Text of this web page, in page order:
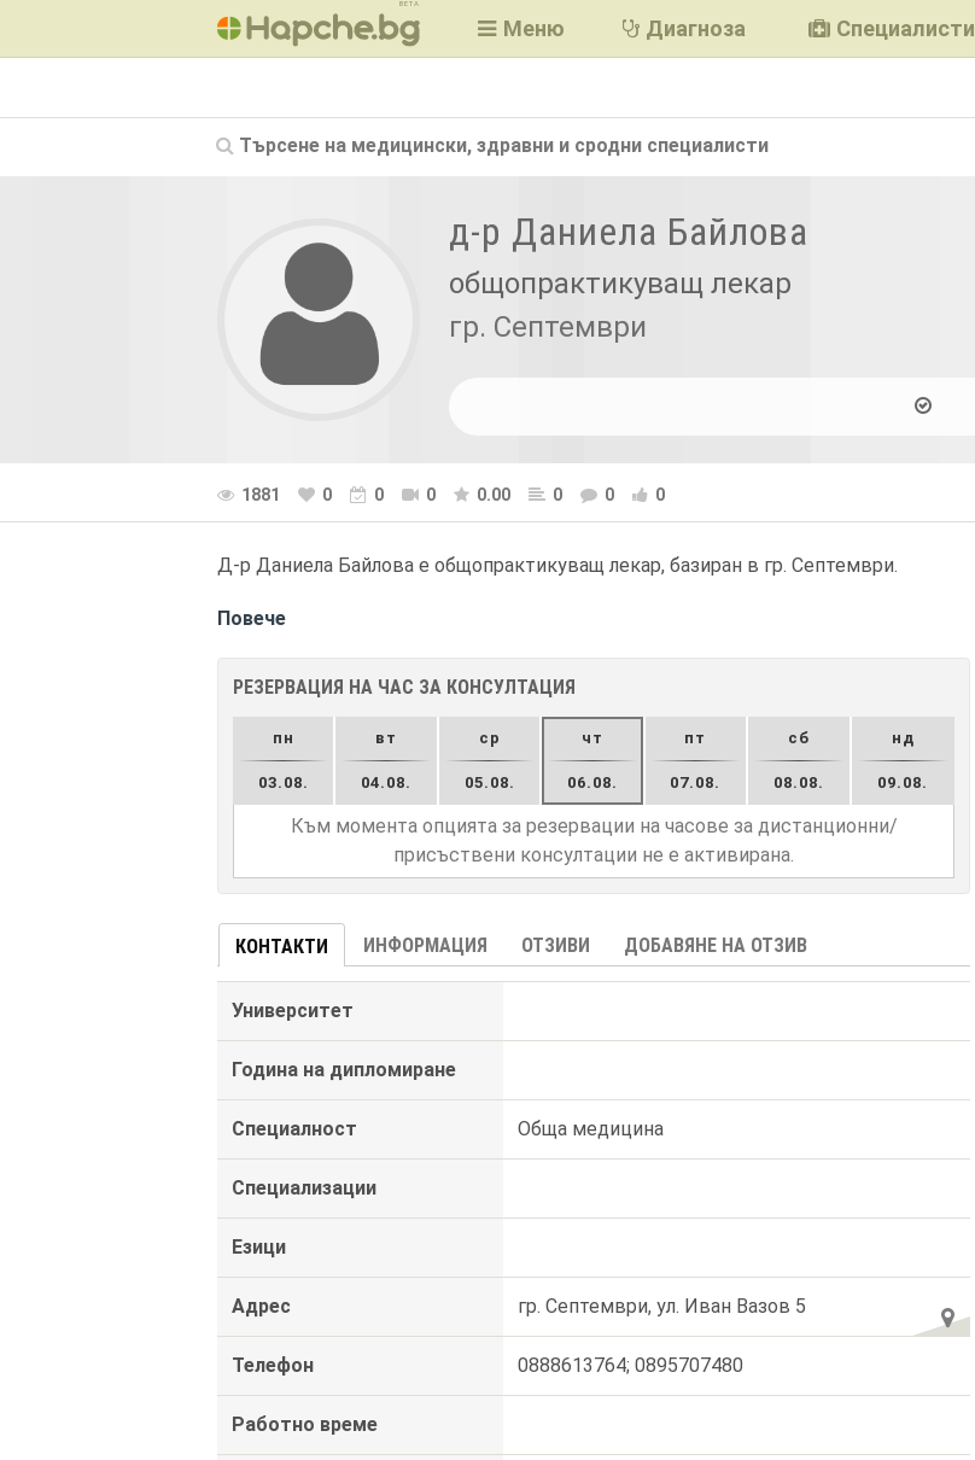
BETA
Меню Диагноза Специалисти
Търсене на медицински, здравни и сродни специалисти
д-р Даниела Байлова
общопрактикуващ лекар
гр. Септември
1881 0 0 0 0.00 0 0 0
Д-р Даниела Байлова е общопрактикуващ лекар, базиран в гр. Септември.
Повече
РЕЗЕРВАЦИЯ НА ЧАС ЗА КОНСУЛТАЦИЯ
пн
03.08.
вт
04.08.
ср
05.08.
чт
06.08.
пт
07.08.
сб
08.08.
нд
09.08.
Към момента опцията за резервации на часове за дистанционни/
присъствени консултации не е активирана.
КОНТАКТИ ИНФОРМАЦИЯ ОТЗИВИ ДОБАВЯНЕ НА ОТЗИВ
Университет
Година на дипломиране
Специалност Обща медицина
Специализации
Езици
Адрес гр. Септември, ул. Иван Вазов 5
Телефон 0888613764; 0895707480
Работно време